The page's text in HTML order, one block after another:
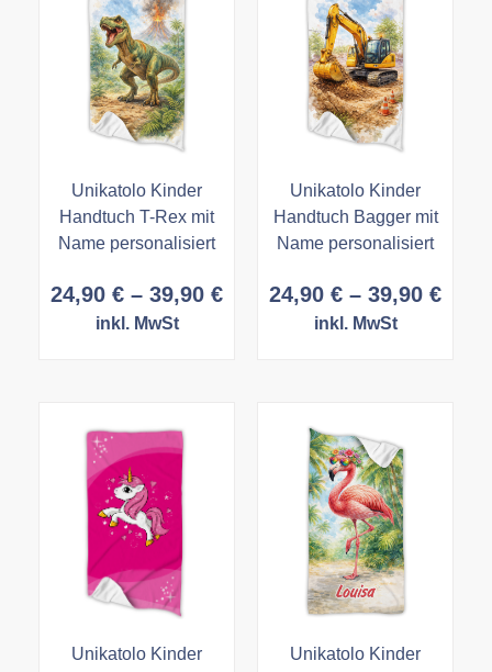
Unikatolo Kinder
Handtuch T-Rex mit
Name personalisiert
24,90 € – 39,90 €Preisspanne:
inkl. MwSt
Unikatolo Kinder
Handtuch Bagger mit
Name personalisiert
24,90 € – 39,90 €
inkl. MwSt
Unikatolo Kinder
Unikatolo Kinder